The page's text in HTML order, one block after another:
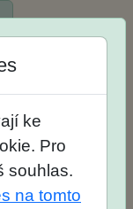
ke
Pro
souhlas.
na tomto